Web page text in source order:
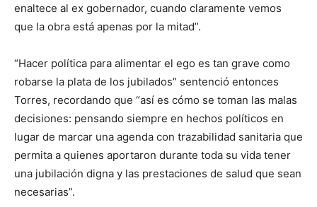
enaltece al ex gobernador, cuando claramente vemos
que la obra está apenas por la mitad”.
“Hacer política para alimentar el ego es tan grave como
robarse la plata de los jubilados” sentenció entonces
Torres, recordando que “así es cómo se toman las malas
decisiones: pensando siempre en hechos políticos en
lugar de marcar una agenda con trazabilidad sanitaria que
permita a quienes aportaron durante toda su vida tener
una jubilación digna y las prestaciones de salud que sean
necesarias”.